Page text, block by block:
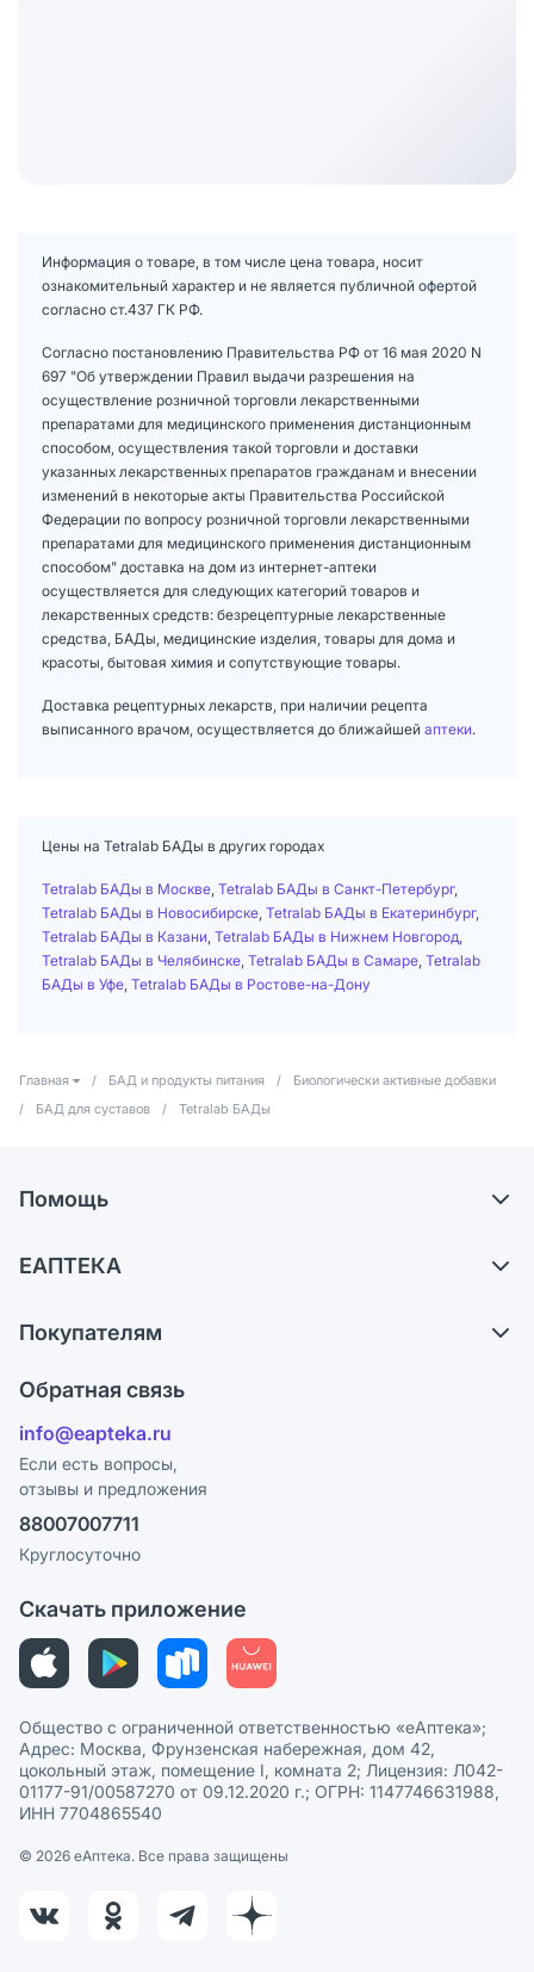
Информация о товаре, в том числе цена товара, носит
ознакомительный характер и не является публичной офертой
согласно ст.437 ГК РФ.
Согласно постановлению Правительства РФ от 16 мая 2020 N
697 "Об утверждении Правил выдачи разрешения на
осуществление розничной торговли лекарственными
препаратами для медицинского применения дистанционным
способом, осуществления такой торговли и доставки
указанных лекарственных препаратов гражданам и внесении
изменений в некоторые акты Правительства Российской
Федерации по вопросу розничной торговли лекарственными
препаратами для медицинского применения дистанционным
способом" доставка на дом из интернет-аптеки
осуществляется для следующих категорий товаров и
лекарственных средств: безрецептурные лекарственные
средства, БАДы, медицинские изделия, товары для дома и
красоты, бытовая химия и сопутствующие товары.
Доставка рецептурных лекарств, при наличии рецепта
выписанного врачом, осуществляется до ближайшей аптеки.
Цены на Tetralab БАДы в других городах
Tetralab БАДы в Москве Tetralab БАДы в Санкт-Петербург,
Tetralab БАДы в Новосибирске Tetralab БАДы в Екатеринбург,
Tetralab БАДы в Казани Tetralab БАДы в Нижнем Новгород
Tetralab БАДы в Челябинске Tetralab БАДы в Самаре Tetralab
БАДы в Уфе Tetralab БАДы в Ростове-на-Дону
Главная / БАД и продукты питания /
Биологически активные добавки
/
БАД для суставов / Tetralab БАДы
Помощь
Самовывоз из аптек
Ответы на вопросы
Блог
ЕАПТЕКА
Карьера
Поставщики
Лицензия
Реклама на сайте
Ваши товары на ЕАПТЕКЕ
Покупателям
Программа СберСпасибо
Политика конфиденциальности
Пользовательское соглашение
Политика рекомендаций
Этика и соответствие
Политика в отношении обработки персональных данных
Обратная связь
info@eapteka.ru
Если есть вопросы,
отзывы и предложения
88007007711
Круглосуточно
Скачать приложение
Общество с ограниченной ответственностью «еАптека»;
Адрес: Москва, Фрунзенская набережная, дом 42,
цокольный этаж, помещение I, комната 2; Лицензия: Л042-
01177-91/00587270 от 09.12.2020 г.; ОГРН: 1147746631988,
ИНН 7704865540
© 2026 eАптека. Все права защищены